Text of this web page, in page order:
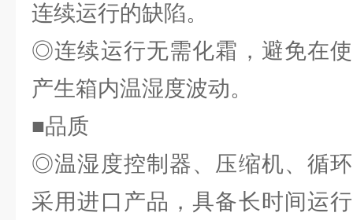
连续运行的缺陷。
◎连续运行无需化霜，避免在
产生箱内温湿度波动。
■品质
◎温湿度控制器、压缩机、循
采用进口产品，具备长时间运